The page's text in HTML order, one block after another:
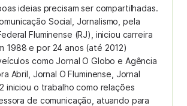
ideias precisam ser compartilhadas.
Social, Jornalismo, pela
Fluminense (RJ), iniciou carreira
1988 e por 24 anos (até 2012)
como Jornal O Globo e Agência
Abril, Jornal O Fluminense, Jornal
iniciou o trabalho como relações
de comunicação, atuando para